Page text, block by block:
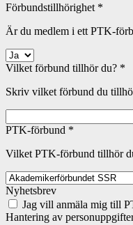
Förbundstillhörighet *
Är du medlem i ett PTK-
Vilket förbund tillhör du? *
Skriv vilket förbund du
PTK-förbund *
Vilket PTK-förbund tillhör
Nyhetsbrev
Jag vill anmäla mig till
Hantering av